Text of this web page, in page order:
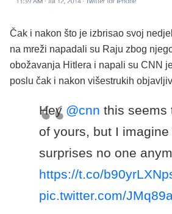
Čak i nakon što je izbrisao svoj
na mreži napadali su Raju zbog
obožavanja Hitlera i napali su CNN
poslu čak i nakon višestrukih
Hey @cnn this seems
of yours, but I imagine
surprises no one
https://t.co/
pic.twitter.com/